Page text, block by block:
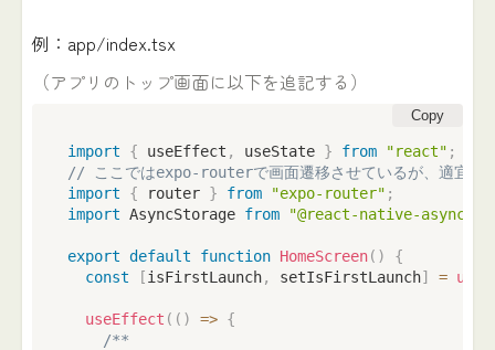
例：app/index.tsx
（アプリのトップ画面に以下を追記する）
Copy
import { useEffect , useState } from "react" ;
// ここではexpo-routerで画面遷移させているが、適宜使
import
{ router } from "expo-router" ;
import AsyncStorage from "@react-native-async-
export default function HomeScreen( )
{
const
[isFirstLaunch, setIsFirstLaunch] =
useEffect ( ( ) => {
/**